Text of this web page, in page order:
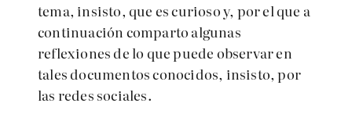
tema, insisto, que es curioso y, por el que a
continuación comparto algunas
reflexiones de lo que puede observar en
tales documentos conocidos, insisto, por
las redes sociales.